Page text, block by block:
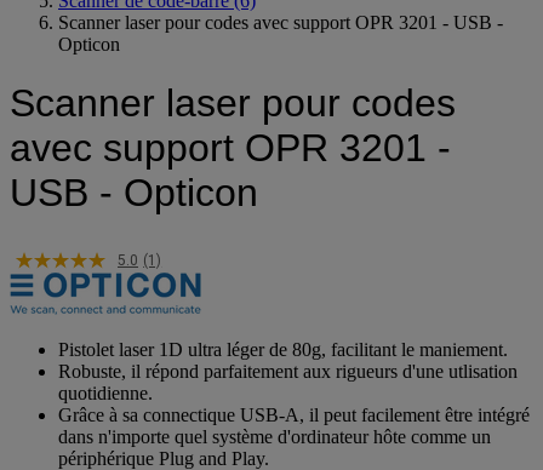
Scanner laser pour codes avec support OPR 3201 - USB -
Opticon
Scanner laser pour codes
avec support OPR 3201 -
USB - Opticon
5.0 (1)
Pistolet laser 1D ultra léger de 80g, facilitant le maniement.
Robuste, il répond parfaitement aux rigueurs d'une utlisation
quotidienne.
Grâce à sa connectique USB-A, il peut facilement être intégré
dans n'importe quel système d'ordinateur hôte comme un
périphérique Plug and Play.